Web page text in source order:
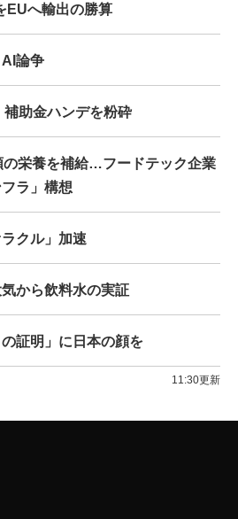
EUへ輸出の勝算
論争
助金ハンデを粉砕
の栄養を補給…フードテック企業
ラ」構想
クル」加速
から飲料水の実証
の証明」に日本の顔を
11:30更新